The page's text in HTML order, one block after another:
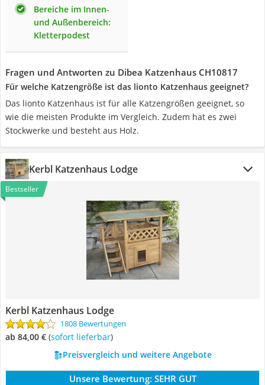
Bereiche im Innen-
und Außenbereich:
Kletterpodest
Fragen und Antworten zu Dibea Katzenhaus CH10817
Für welche Katzengröße ist das lionto Katzenhaus geeignet?
Das lionto Katzenhaus ist für alle Katzengrößen geeignet, so
wie die meisten Produkte im Vergleich. Zudem hat es zwei
Stockwerke und besteht aus Holz.
Kerbl Katzenhaus Lodge
Bestseller
Kerbl Katzenhaus Lodge
1808 Bewertungen
ab 84,00 € ( Sofort lieferbar)
Preisvergleich und weitere Angebote
Unsere Bewertung: SEHR GUT